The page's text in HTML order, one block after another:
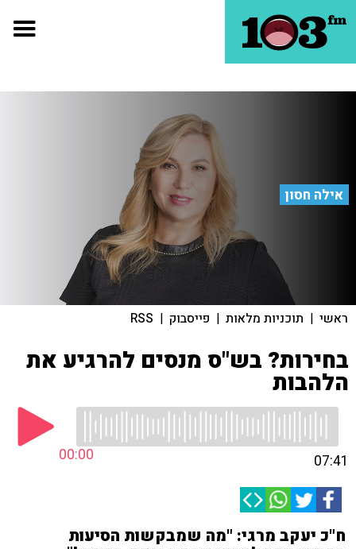
אילה חסון
ראשי | תוכניות מלאות | פייסבוק |
RSS
בחירות? בש"ס מנסים להרגיע את
הלהבות
00:00 07:41
ח"כ יעקב מרגי: "מה שמבקשות הסיעות